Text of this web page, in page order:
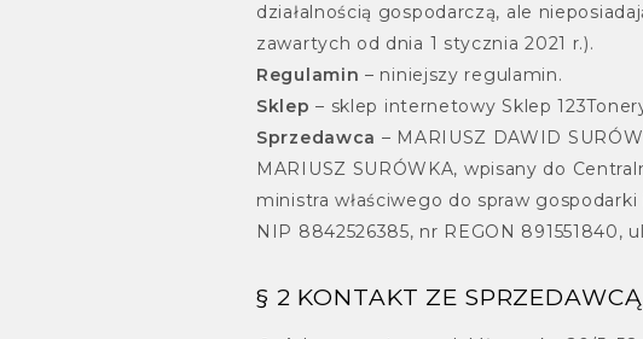
działalnością gospodarczą, ale
zawartych od dnia 1 stycznia 2021 r.).
Regulamin – niniejszy regulamin.
Sklep – sklep internetowy Sklep
Sprzedawca – MARIUSZ DAWID
MARIUSZ SURÓWKA, wpisany do
ministra właściwego do spraw
NIP 8842526385, nr REGON 891551840,
§ 2 KONTAKT ZE SPRZEDAWCĄ